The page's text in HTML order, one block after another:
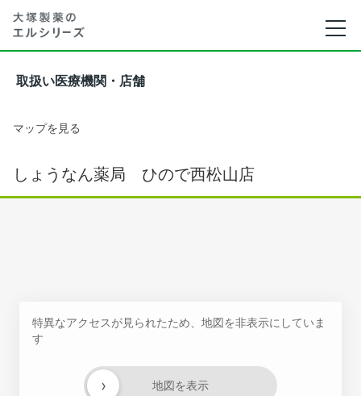
取扱い医療機関・店舗
マップを見る
しょうなん薬局 ひので西松山店
特異なアクセスが見られたため、地図を非表示にしていま
す
地図を表示
›